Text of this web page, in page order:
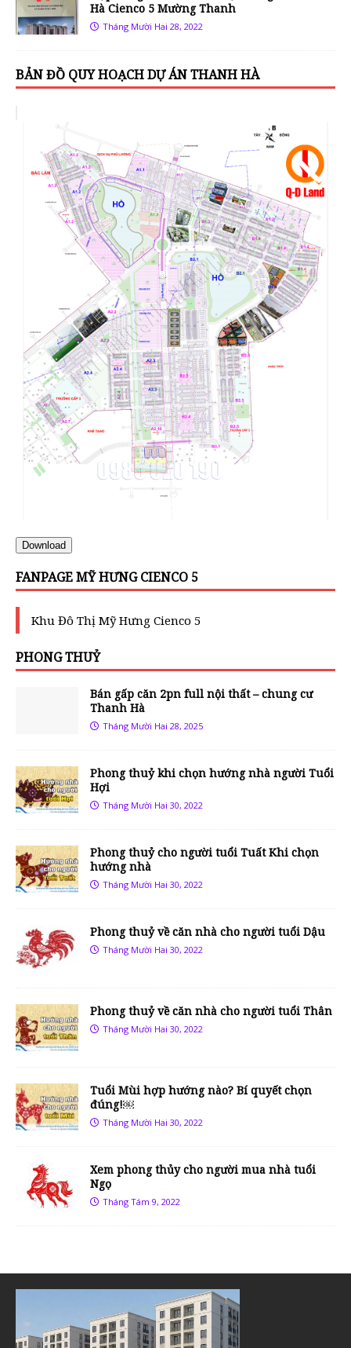
Hà Cienco 5 Mường Thanh
Tháng Mười Hai 28, 2022
BẢN ĐỒ QUY HOẠCH DỰ ÁN THANH HÀ
Download
FANPAGE MỸ HƯNG CIENCO 5
Khu Đô Thị Mỹ Hưng Cienco 5
PHONG THUỶ
Bán gấp căn 2pn full nội thất – chung cư
Thanh Hà
Tháng Mười Hai 28, 2025
Phong thuỷ khi chọn hướng nhà người Tuổi
Hợi
Tháng Mười Hai 30, 2022
Phong thuỷ cho người tuổi Tuất Khi chọn
hướng nhà
Tháng Mười Hai 30, 2022
Phong thuỷ về căn nhà cho người tuổi Dậu
Tháng Mười Hai 30, 2022
Phong thuỷ về căn nhà cho người tuổi Thân
Tháng Mười Hai 30, 2022
Tuổi Mùi hợp hướng nào? Bí quyết chọn
đúng!￼
Tháng Mười Hai 30, 2022
Xem phong thủy cho người mua nhà tuổi
Ngọ
Tháng Tám 9, 2022